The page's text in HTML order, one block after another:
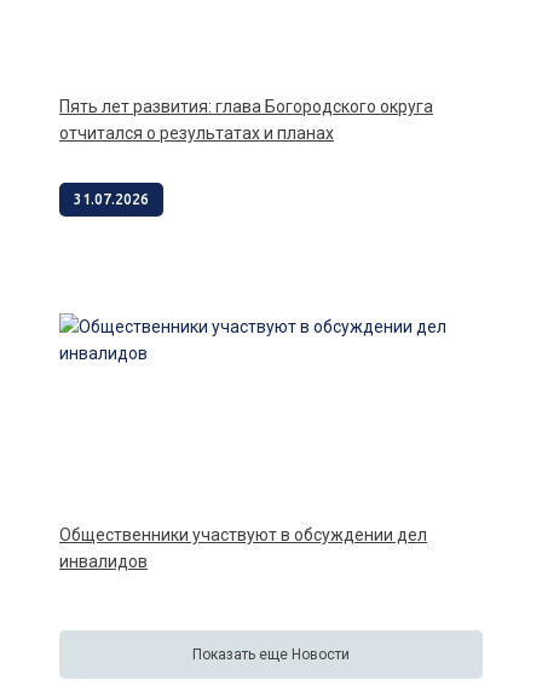
Пять лет развития: глава Богородского округа
отчитался о результатах и планах
31.07.2026
Общественники участвуют в обсуждении дел
инвалидов
Показать еще Новости